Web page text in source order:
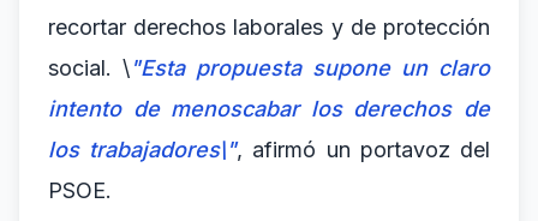
recortar derechos laborales y de protección
social. \"Esta propuesta supone un claro
intento de menoscabar los derechos de
los trabajadores\", afirmó un portavoz del
PSOE.